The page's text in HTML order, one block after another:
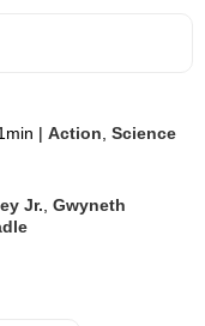
| Action ,Science
Jr. ,Gwyneth